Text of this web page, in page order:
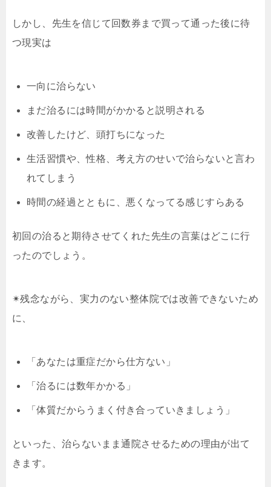
しかし、先生を信じて回数券まで買って通った後に待
つ現実は
一向に治らない
まだ治るには時間がかかると説明される
改善したけど、頭打ちになった
生活習慣や、性格、考え方のせいで治らないと言わ
れてしまう
時間の経過とともに、悪くなってる感じすらある
初回の治ると期待させてくれた先生の言葉はどこに行
ったのでしょう。
✴︎残念ながら、実力のない整体院では改善できないため
に、
「あなたは重症だから仕方ない」
「治るには数年かかる」
「体質だからうまく付き合っていきましょう」
といった、治らないまま通院させるための理由が出て
きます。